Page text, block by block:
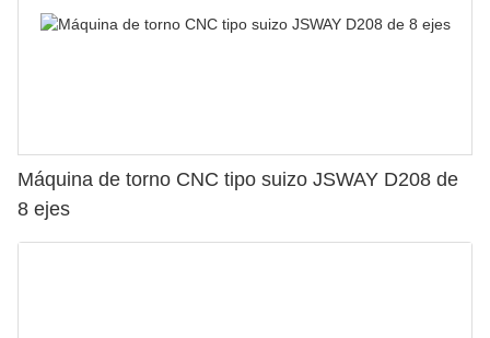
Máquina de torno CNC tipo suizo JSWAY D208 de
8 ejes